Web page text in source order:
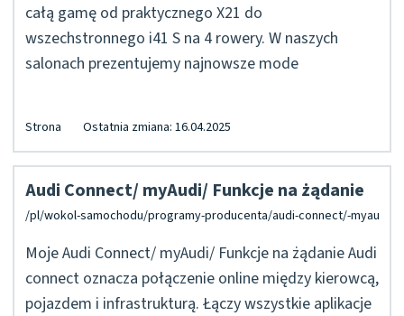
całą gamę od praktycznego X21 do
wszechstronnego i41 S na 4 rowery. W naszych
salonach prezentujemy najnowsze mode
Strona Ostatnia zmiana: 16.04.2025
Audi Connect/ myAudi/ Funkcje na żądanie
Moje Audi Connect/ myAudi/ Funkcje na żądanie Audi
connect oznacza połączenie online między kierowcą,
pojazdem i infrastrukturą. Łączy wszystkie aplikacje